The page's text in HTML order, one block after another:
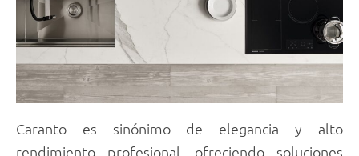
Caranto es sinónimo de elegancia y alto
rendimiento profesional, ofreciendo soluciones